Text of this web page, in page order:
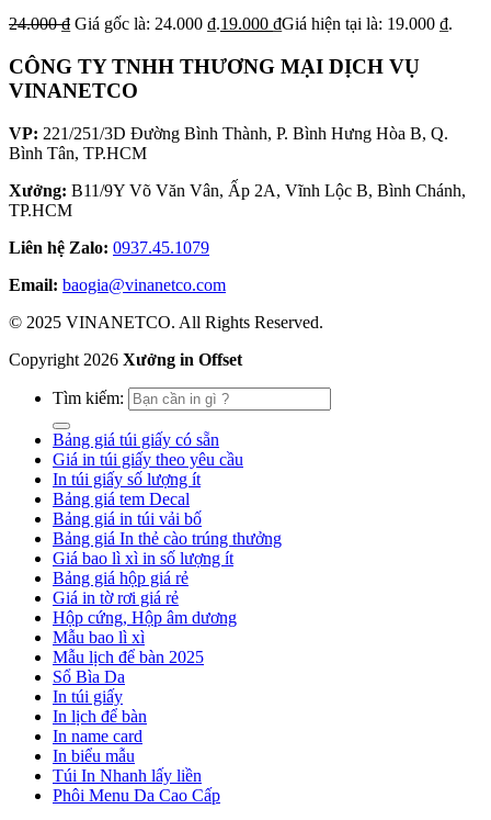
24.000₫ Giá gốc là: 24.000 ₫.19.000 ₫Giá hiện tại là: 19.000 ₫.
CÔNG TY TNHH THƯƠNG MẠI DỊCH VỤ
VINANETCO
VP: 221/251/3D Đường Bình Thành, P. Bình Hưng Hòa B, Q.
Bình Tân, TP.HCM
Xưởng: B11/9Y Võ Văn Vân, Ấp 2A, Vĩnh Lộc B, Bình Chánh,
TP.HCM
Liên hệ Zalo: 0937.45.1079
Email: baogia@vinanetco.com
© 2025 VINANETCO. All Rights Reserved.
Copyright 2026 Xưởng in Offset
Tìm kiếm:
Bảng giá túi giấy có sẵn
Giá in túi giấy theo yêu cầu
In túi giấy số lượng ít
Bảng giá tem Decal
Bảng giá in túi vải bố
Bảng giá In thẻ cào trúng thưởng
Giá bao lì xì in số lượng ít
Bảng giá hộp giá rẻ
Giá in tờ rơi giá rẻ
Hộp cứng, Hộp âm dương
Mẫu bao lì xì
Mẫu lịch để bàn 2025
Sổ Bìa Da
In túi giấy
In lịch để bàn
In name card
In biểu mẫu
Túi In Nhanh lấy liền
Phôi Menu Da Cao Cấp